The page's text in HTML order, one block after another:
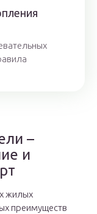
–
и
жилых
преимуществ